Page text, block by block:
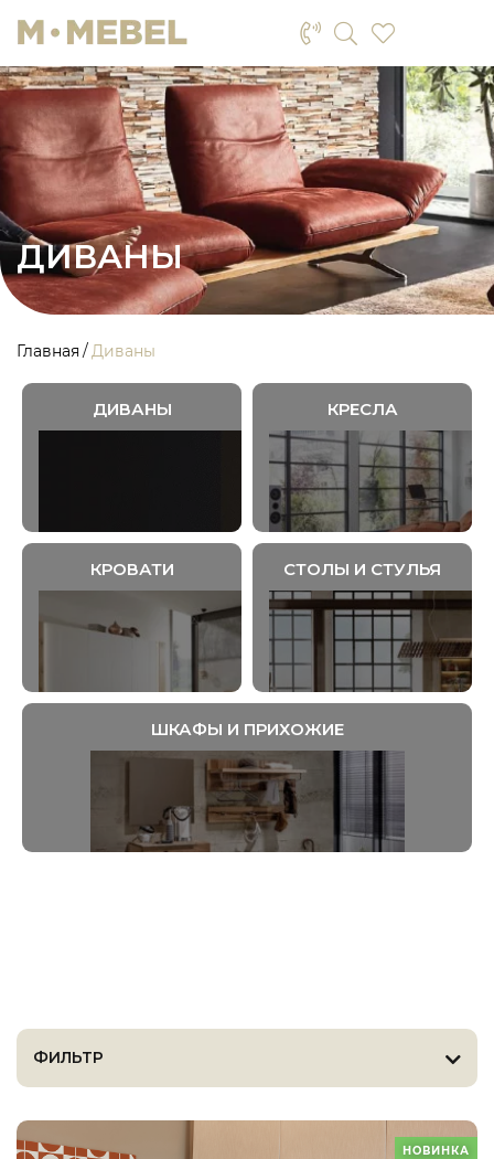
ДИВАНЫ
Главная Диваны
ДИВАНЫ КРЕСЛА
КРОВАТИ СТОЛЫ И СТУЛЬЯ
ШКАФЫ И ПРИХОЖИЕ
ФИЛЬТР
НОВИНКА